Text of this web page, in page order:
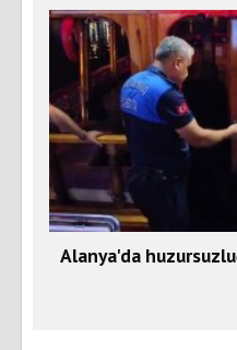
Alanya'da